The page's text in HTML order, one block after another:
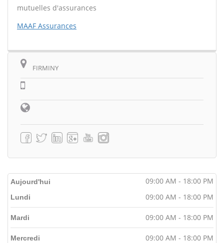
mutuelles d'assurances
MAAF Assurances
FIRMINY
Aujourd'hui 09:00 AM - 18:00 PM
Lundi 09:00 AM - 18:00 PM
Mardi 09:00 AM - 18:00 PM
Mercredi 09:00 AM - 18:00 PM